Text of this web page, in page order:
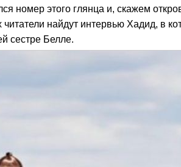
номер этого глянца и, скажем
найдут интервью Хадид, в
сестре Белле.